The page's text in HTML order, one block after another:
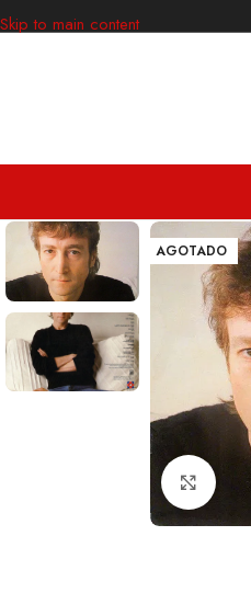
Skip to main content
AGOTADO